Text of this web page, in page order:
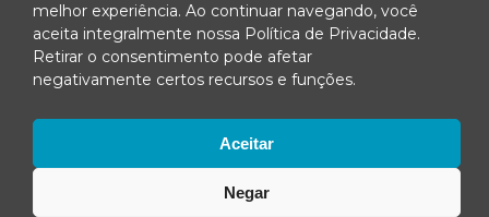
melhor experiência. Ao continuar navegando, você
aceita integralmente nossa Política de Privacidade.
Retirar o consentimento pode afetar
negativamente certos recursos e funções.
Aceitar
Negar
Concordo em receber comunicações da Fenacon.
Cadastrar